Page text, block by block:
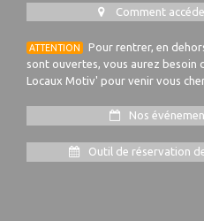
Comment
ATTENTION
Pour rentrer, en
sont ouvertes, vous aurez
Locaux Motiv' pour venir vous
Nos
Outil de réservation